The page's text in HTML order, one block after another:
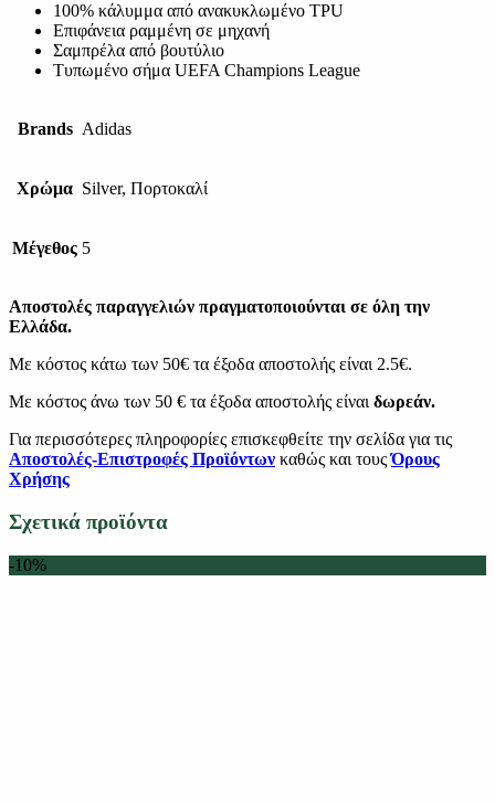
100% κάλυμμα από ανακυκλωμένο TPU
Επιφάνεια ραμμένη σε μηχανή
Σαμπρέλα από βουτύλιο
Τυπωμένο σήμα UEFA Champions League
Brands Adidas
Χρώμα Silver, Πορτοκαλί
Μέγεθος 5
Αποστολές παραγγελιών πραγματοποιούνται σε όλη την
Ελλάδα.
Με κόστος κάτω των 50€ τα έξοδα αποστολής είναι 2.5€.
Με κόστος άνω των 50 € τα έξοδα αποστολής είναιδωρεάν.
Για περισσότερες πληροφορίες επισκεφθείτε την σελίδα για τις
Αποστολές-Επιστροφές Προϊόντων καθώς και τουςΌρους
Χρήσης
Σχετικά προϊόντα
-10%